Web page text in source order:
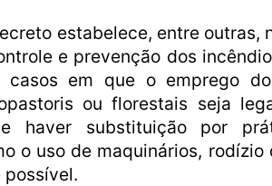
estabelece, entre outras,
e prevenção dos
casos em que o emprego
ou florestais seja
haver substituição por
o uso de maquinários,
possível.